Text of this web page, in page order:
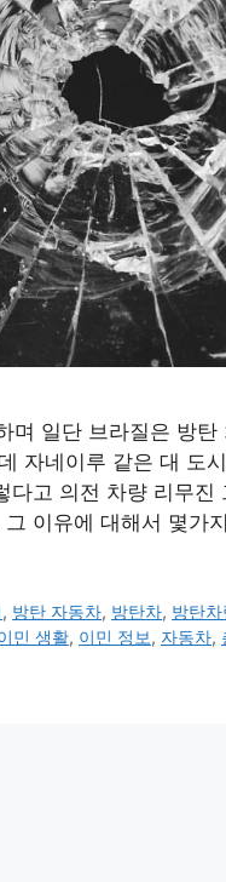
며 일단 브라질은 방
자네이루 같은 대 도
고 의전 차량 리무진
이유에 대해서 몇가
, 방탄 자동차, 방탄차, 방탄차
민 생활, 이민 정보, 자동차,